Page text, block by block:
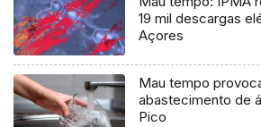
19 mil descargas
Açores
Mau tempo
abastecimento de
Pico